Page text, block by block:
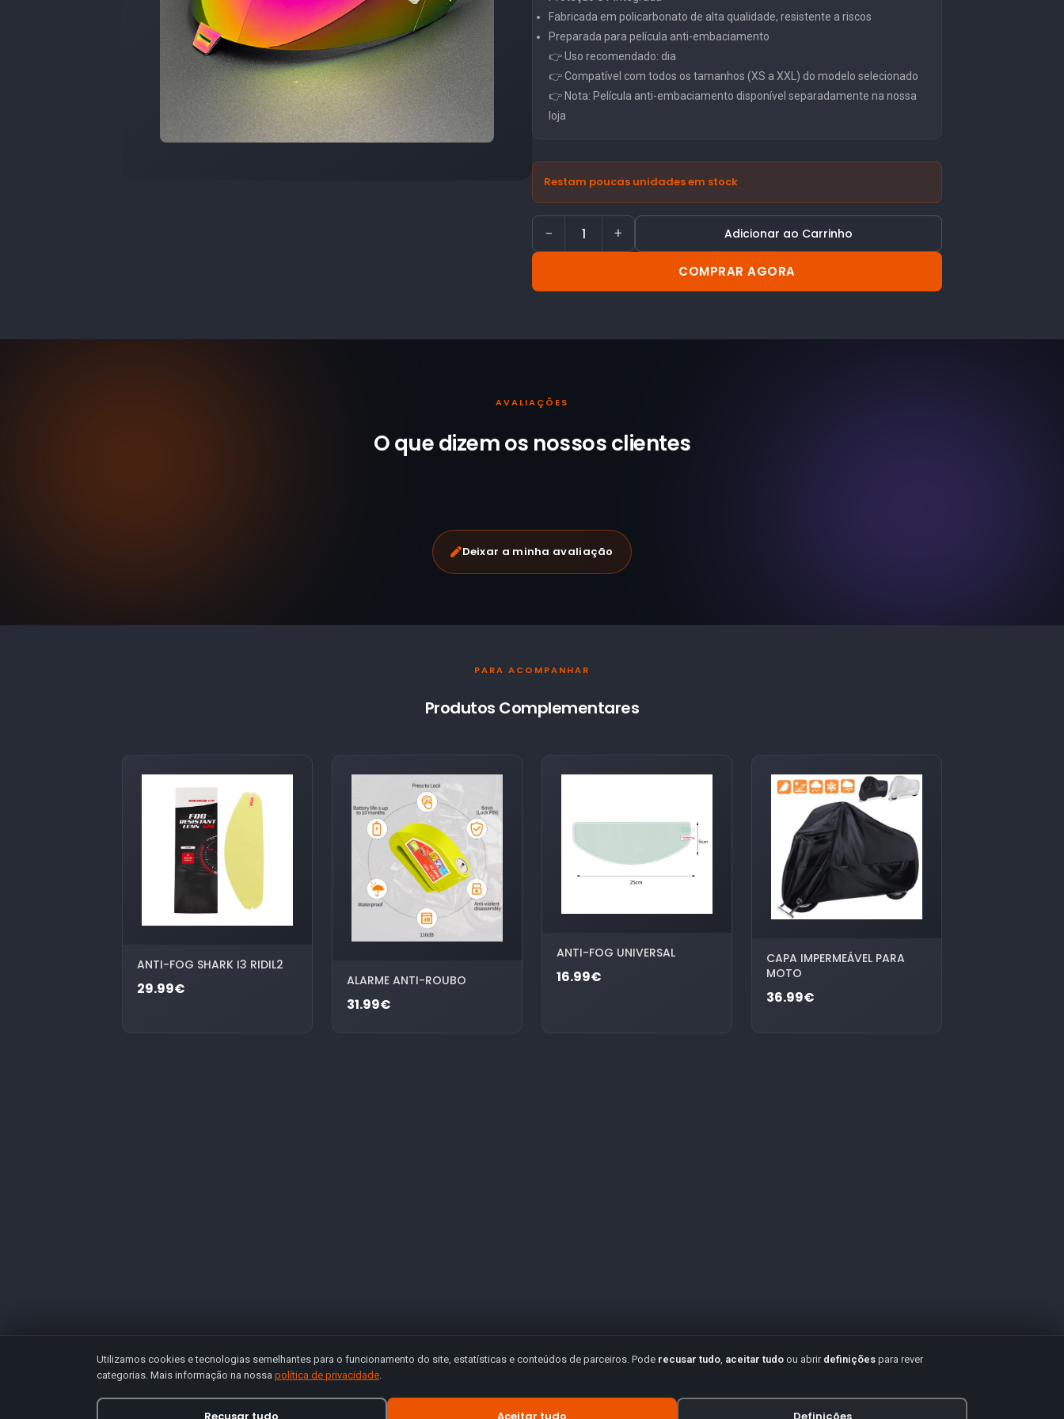
Fabricada em policarbonato de alta qualidade, resistente a riscos
Preparada para película anti-embaciamento
👉 Uso recomendado: dia
👉 Compatível com todos os tamanhos (XS a XXL) do modelo selecionado
👉 Nota: Película anti-embaciamento disponível separadamente na nossa
loja
Restam poucas unidades em stock
− + Adicionar ao Carrinho
COMPRAR AGORA
AVALIAÇÕES
O que dizem os nossosclientes
Deixar a minha avaliação
PARA ACOMPANHAR
Produtos Complementares
ANTI-FOG SHARK I3 RIDIL2
29.99€ ALARME ANTI-ROUBO
31.99€
ANTI-FOG UNIVERSAL
16.99€
CAPA IMPERMEÁVEL PARA
MOTO
36.99€
Utilizamos cookies e tecnologias semelhantes para o funcionamento do site, estatísticas e conteúdos de parceiros. Pode recusar tudo, aceitar tudo ou abrir definições para rever
categorias. Mais informação na nossa política de privacidade.
Recusar tudo Aceitar tudo Definições